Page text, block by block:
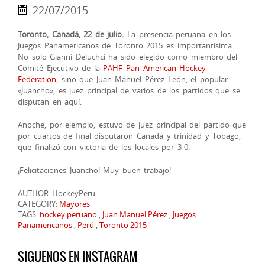
22/07/2015
Toronto, Canadá, 22 de julio. La presencia peruana en los
Juegos Panamericanos de Toronro 2015 es importantísima.
No solo Gianni Deluchci ha sido elegido como miembro del
Comité Ejecutivo de la PAHF Pan American Hockey
Federation, sino que Juan Manuel Pérez León, el popular
«Juancho», es juez principal de varios de los partidos que se
disputan en aquí.
Anoche, por ejemplo, estuvo de juez principal del partido que
por cuartos de final disputaron Canadá y trinidad y Tobago,
que finalizó con victoria de los locales por 3-0.
¡Felicitaciones Juancho! Muy buen trabajo!
AUTHOR: HockeyPeru
CATEGORY: Mayores
TAGS: hockey peruano , Juan Manuel Pérez , Juegos
Panamericanos , Perú ,Toronto 2015
SIGUENOS EN INSTAGRAM